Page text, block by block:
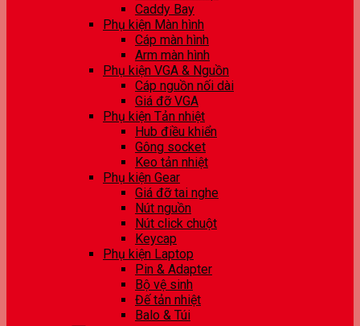
Caddy Bay
Phụ kiện Màn hình
Cáp màn hình
Arm màn hình
Phụ kiện VGA & Nguồn
Cáp nguồn nối dài
Giá đỡ VGA
Phụ kiện Tản nhiệt
Hub điều khiển
Gông socket
Keo tản nhiệt
Phụ kiện Gear
Giá đỡ tai nghe
Nút nguồn
Nút click chuột
Keycap
Phụ kiện Laptop
Pin & Adapter
Bộ vệ sinh
Đế tản nhiệt
Balo & Túi